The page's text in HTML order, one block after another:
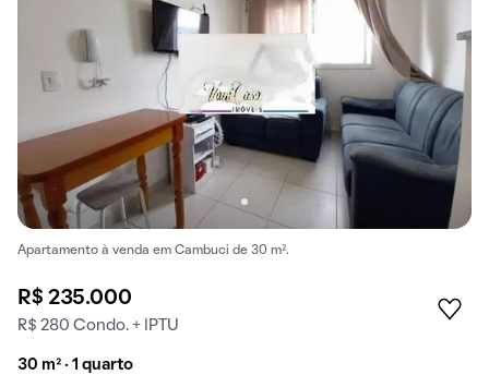
Apartamento à venda em Cambuci de 30 m².
R$ 235.000
R$ 280 Condo. + IPTU
30 m² · 1 quarto